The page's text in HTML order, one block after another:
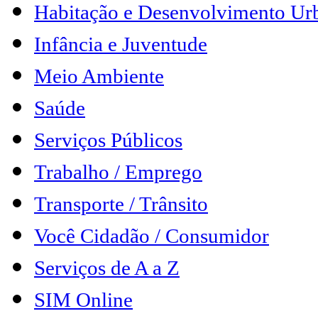
Habitação e Desenvolvimento
Infância e Juventude
Meio Ambiente
Saúde
Serviços Públicos
Trabalho / Emprego
Transporte / Trânsito
Você Cidadão / Consumidor
Serviços de A a Z
SIM Online